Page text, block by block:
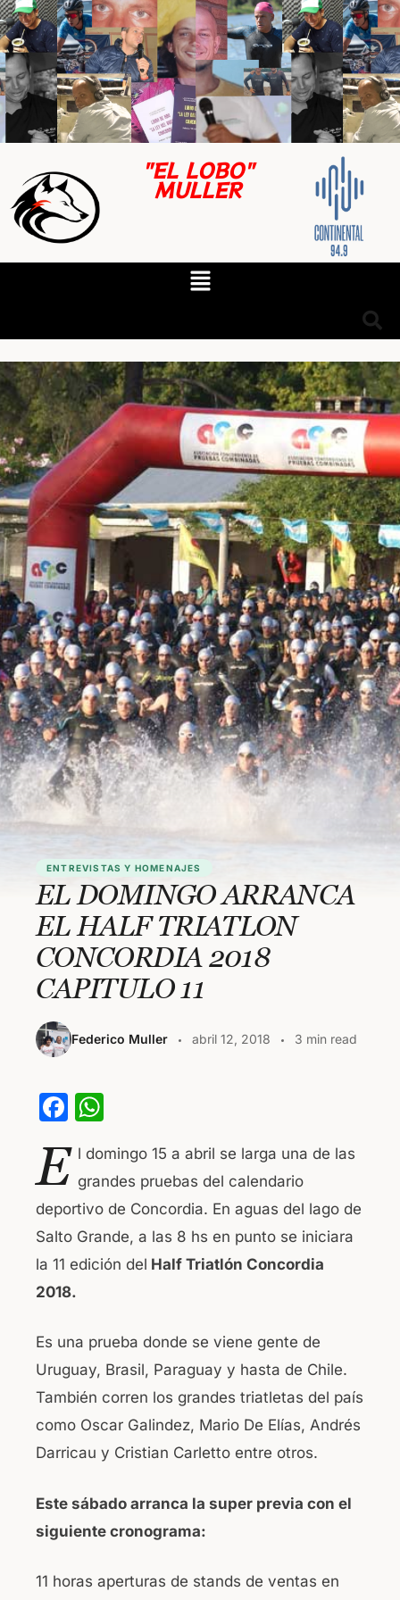
"EL LOBO"
MULLER
ENTREVISTAS Y HOMENAJES
EL DOMINGO ARRANCA
EL HALF TRIATLON
CONCORDIA 2018
CAPITULO 11
Federico Muller abril 12, 2018 3 min read
F
c
e
b
o
o
k
at
s
A
p
p
E l domingo 15 a abril se larga una de las
grandes pruebas del calendario
deportivo de Concordia. En aguas del lago de
Salto Grande, a las 8 hs en punto se iniciara
la 11 edición del Half Triatlón Concordia
2018.
Es una prueba donde se viene gente de
Uruguay, Brasil, Paraguay y hasta de Chile.
También corren los grandes triatletas del país
como Oscar Galindez, Mario De Elías, Andrés
Darricau y Cristian Carletto entre otros.
Este sábado arranca la super previa con el
siguiente cronograma:
11 horas aperturas de stands de ventas en